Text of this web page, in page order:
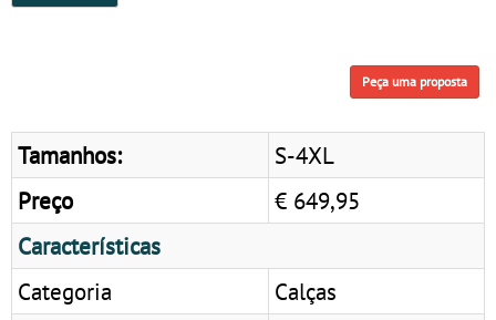
Peça uma proposta
Tamanhos:
S-4XL
Preço
€ 649,95
Características
Categoria
Calças